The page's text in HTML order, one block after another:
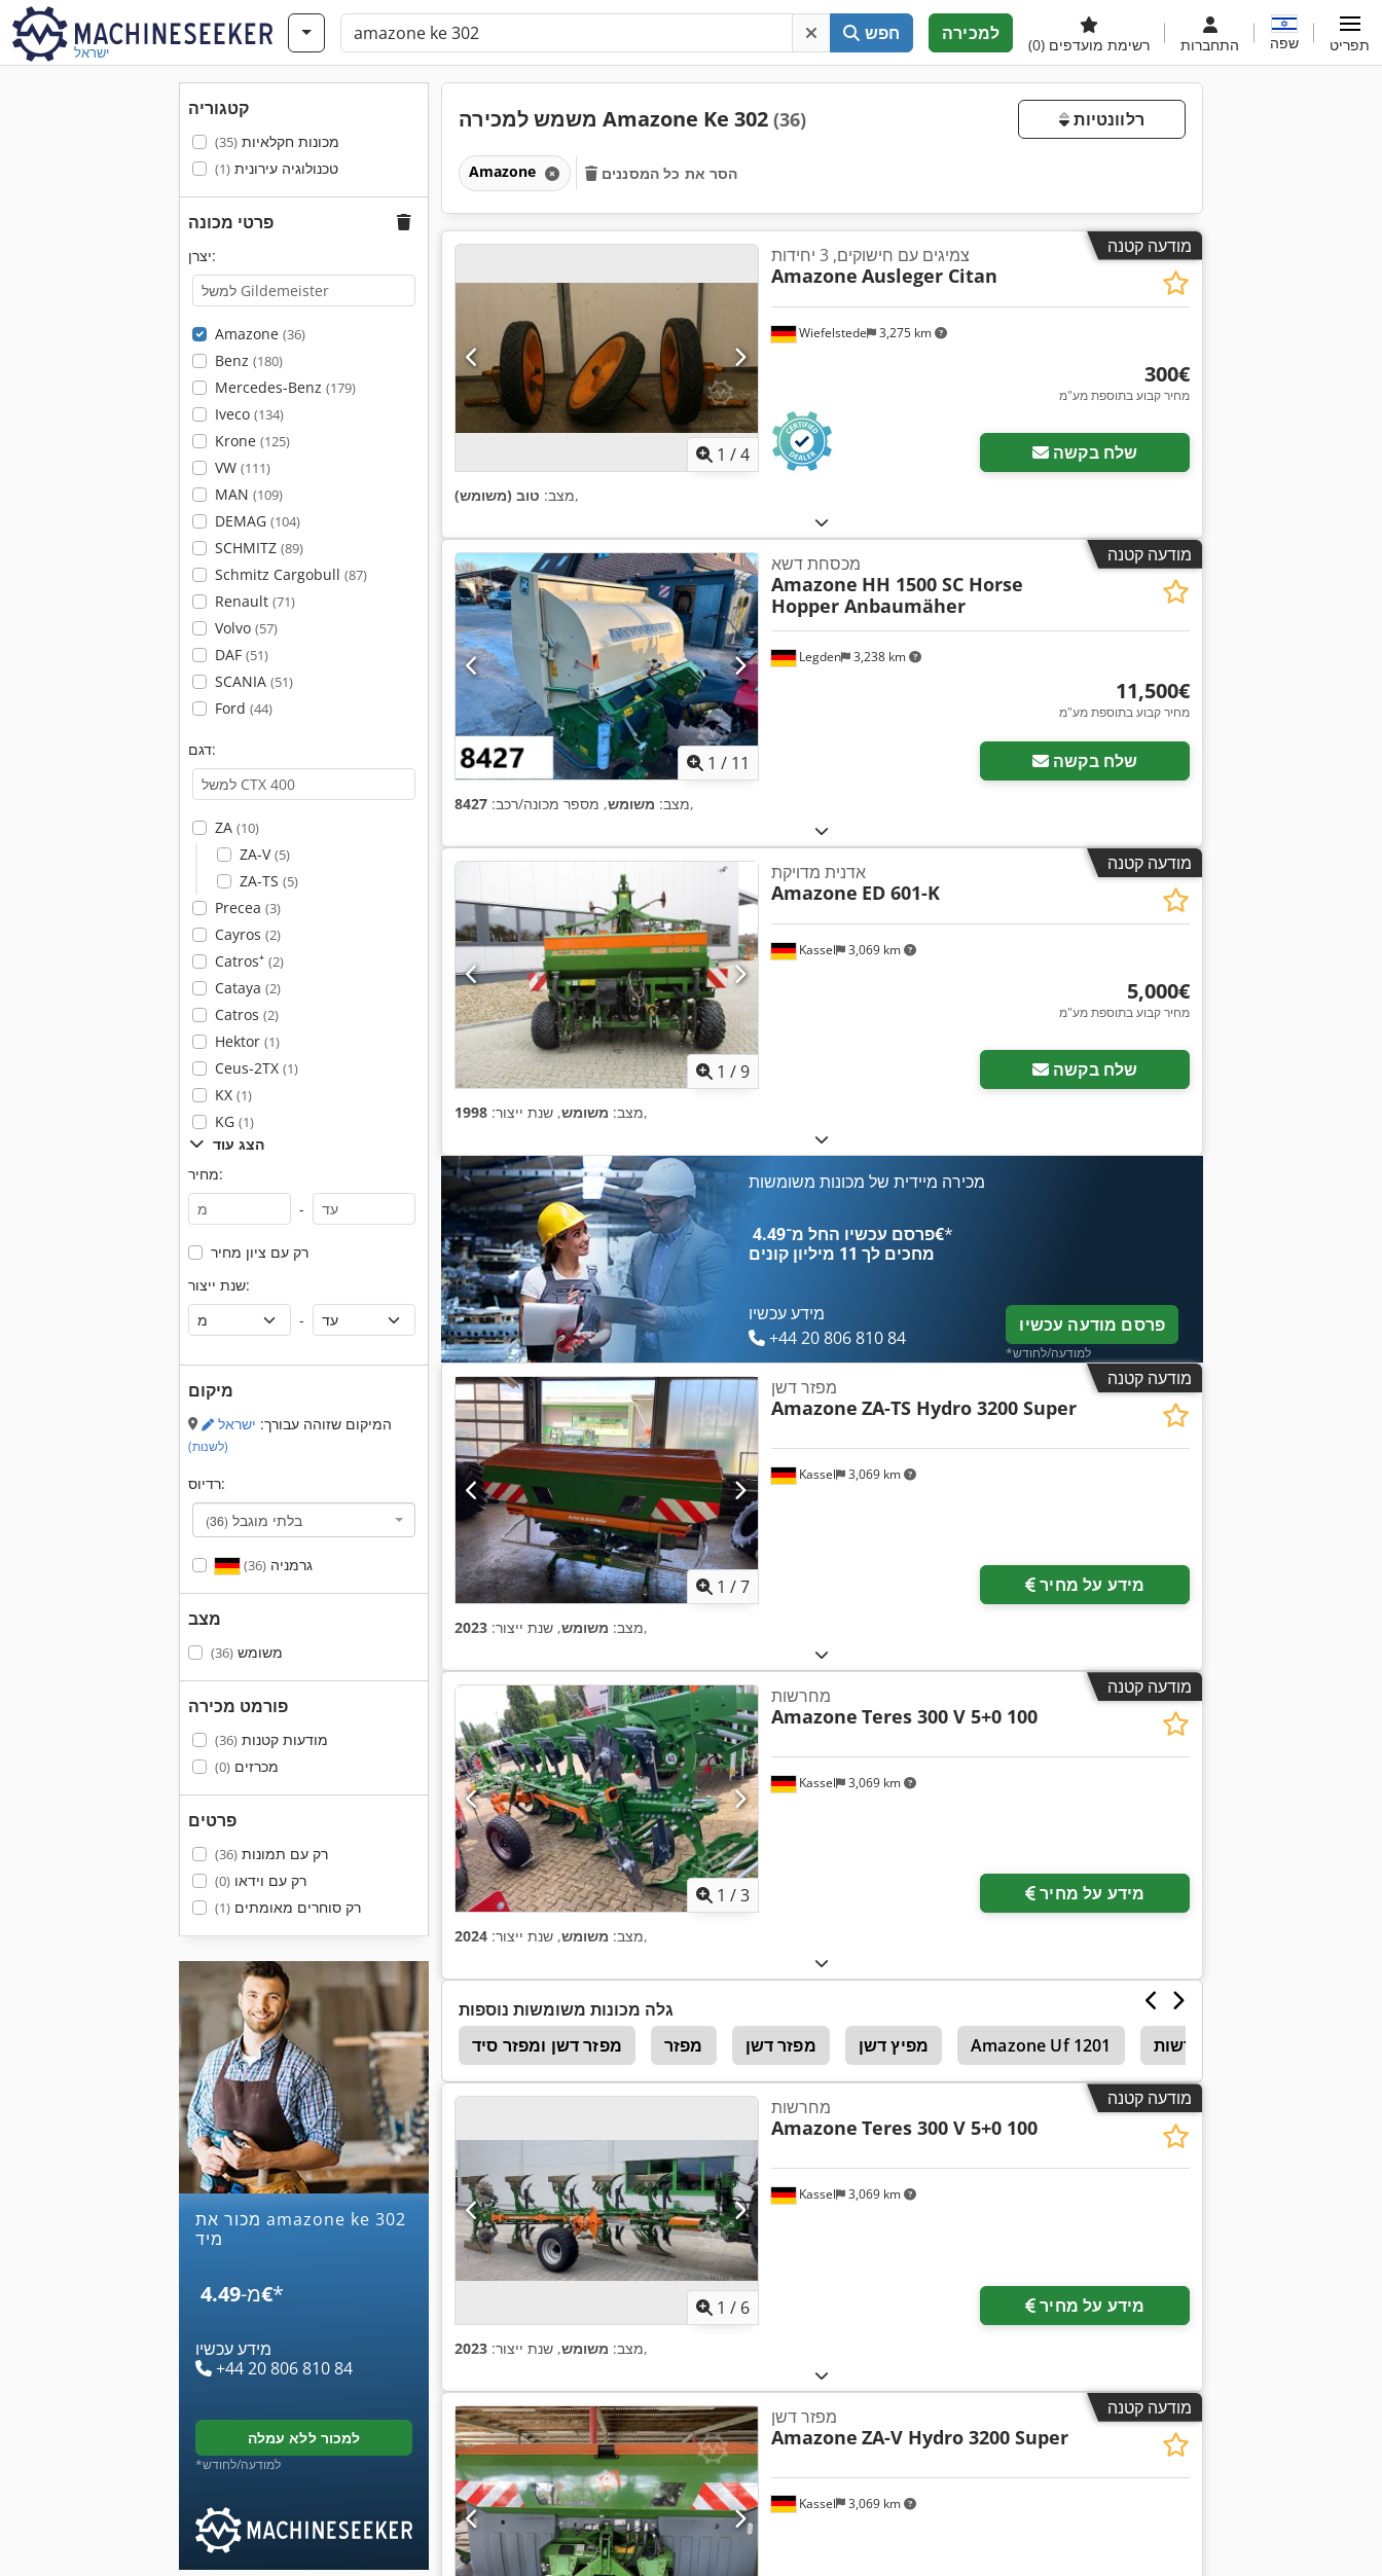
ישראל
חפש למכירה
רשימת מועדפים (0) התחברות שפה תפריט
קטגוריה
מכונות חקלאיות(35)
טכנולוגיה עירונית(1)
פרטי מכונה
יצרן:
Amazone (36)
Benz (180)
Mercedes-Benz (179)
Iveco (134)
Krone (125)
VW (111)
MAN (109)
DEMAG (104)
SCHMITZ (89)
Schmitz Cargobull (87)
Renault (71)
Volvo (57)
DAF (51)
SCANIA (51)
Ford (44)
דגם:
ZA (10)
ZA-V(5)
ZA-TS (5)
Precea (3)
Cayros (2)
Catros⁺ (2)
Cataya (2)
Catros (2)
Hektor (1)
Ceus-2TX (1)
KX (1)
KG (1)
הצג עוד
מחיר:
-
רק עם ציון מחיר
שנת ייצור:
-
מיקום
המיקום שזוהה עבורך: ישראל
(לשנות)
רדיוס:
בלתי מוגבל (36)
גרמניה(36)
מצב
משומש(36)
פורמט מכירה
מודעות קטנות(36)
מכרזים(0)
פרטים
רק עם תמונות(36)
רק עם וידאו(0)
רק סוחרים מאומתים(1)
מכור את amazone ke 302
מיד
מ-‏4.49 ‏€*
מידע עכשיו
+44 20 806 810 84
למכור ללא עמלה
*למודעה/לחודש
משמש למכירה Amazone Ke 302 (36) רלוונטיות
Amazone הסר את כל המסננים
מודעה קטנה
1 /4
Wiefelstede 3,275 km
צמיגים עם חישוקים, 3 יחידות
Amazone Ausleger Citan
‏300 ‏€
מחיר קבוע בתוספת מע"מ
שלח בקשה
מצב: טוב (משומש) ,
מודעה קטנה
1 / 11
Legden 3,238 km
מכסחת דשא
Amazone HH 1500 SC Horse
Hopper Anbaumäher
‏11,500 ‏€
מחיר קבוע בתוספת מע"מ
שלח בקשה
מצב: משומש, מספר מכונה/רכב: 8427 ,
מודעה קטנה
1 /9
Kassel 3,069 km
אדנית מדויקת
Amazone ED 601-K
‏5,000 ‏€
מחיר קבוע בתוספת מע"מ
שלח בקשה
מצב: משומש, שנת ייצור: 1998 ,
מכירה מיידית של מכונות משומשות
פרסם עכשיו החל מ־‏4.49 ‏€*
מחכים לך 11 מיליון קונים
מידע עכשיו
+44 20 806 810 84
פרסם מודעה עכשיו
*למודעה/לחודש
מודעה קטנה
1 /7
Kassel 3,069 km
מפזר דשן
Amazone ZA-TS Hydro 3200 Super
מידע על מחיר
מצב: משומש, שנת ייצור: 2023 ,
מודעה קטנה
1 /3
Kassel 3,069 km
מחרשות
Amazone Teres 300 V 5+0 100
מידע על מחיר
מצב: משומש, שנת ייצור: 2024 ,
גלה מכונות משומשות נוספות
מפזר דשן ומפזר סיד
מפזר מפזר דשן מפיץ דשן Amazone Uf 1201 מחרשות Amazone Uf 1501 Amazone Uf 1201
מודעה קטנה
1 / 6
Kassel 3,069 km
מחרשות
Amazone Teres 300 V 5+0 100
מידע על מחיר
מצב: משומש, שנת ייצור: 2023 ,
מודעה קטנה
Kassel 3,069 km
מפזר דשן
Amazone ZA-V Hydro 3200 Super